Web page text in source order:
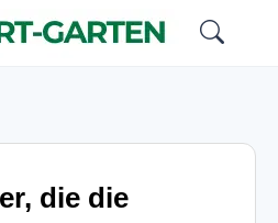
die die